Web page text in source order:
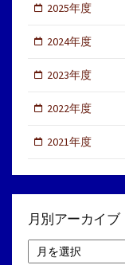
2025年度
2024年度
2023年度
2022年度
2021年度
月別アーカイブ
別